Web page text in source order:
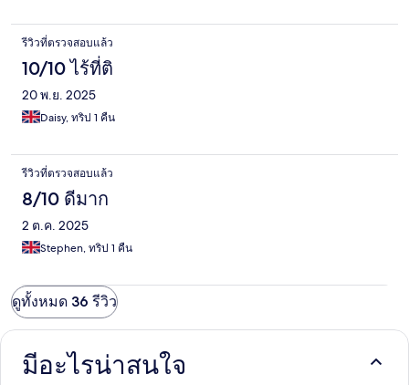
รีวิวที่ตรวจสอบแล้ว
10/10 ไร้ที่ติ
20 พ.ย. 2025
Daisy, ทริป 1 คืน
รีวิวที่ตรวจสอบแล้ว
8/10 ดีมาก
2 ต.ค. 2025
Stephen, ทริป 1 คืน
ดูทั้งหมด 36 รีวิว
มีอะไรน่าสนใจ